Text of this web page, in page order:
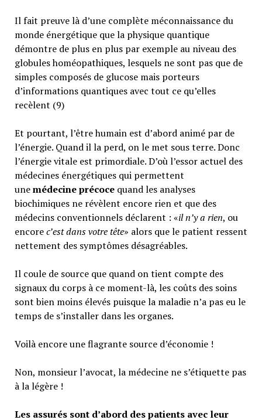
Il fait preuve là d’une complète méconnaissance du
monde énergétique que la physique quantique
démontre de plus en plus par exemple au niveau des
globules homéopathiques, lesquels ne sont pas que de
simples composés de glucose mais porteurs
d’informations quantiques avec tout ce qu’elles
recèlent (9)
Et pourtant, l’être humain est d’abord animé par de
l’énergie. Quand il la perd, on le met sous terre. Donc
l’énergie vitale est primordiale. D’où l’essor actuel des
médecines énergétiques qui permettent
unemédecine précoce quand les analyses
biochimiques ne révèlent encore rien et que des
médecins conventionnels déclarent : «il n’y a rien, ou
encorec’est dans votre tête» alors que le patient ressent
nettement des symptômes désagréables.
Il coule de source que quand on tient compte des
signaux du corps à ce moment-là, les coûts des soins
sont bien moins élevés puisque la maladie n’a pas eu le
temps de s’installer dans les organes.
Voilà encore une flagrante source d’économie !
Non, monsieur l’avocat, la médecine ne s’étiquette pas
à la légère !
Les assurés sont d’abord des patients avec leur